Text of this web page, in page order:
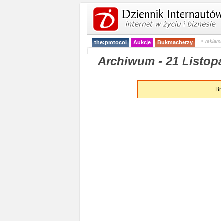
the:protocol Aukcje Bukmacherzy <
Archiwum - 21